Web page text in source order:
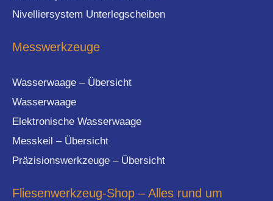
Nivelliersystem Unterlegscheiben
Messwerkzeuge
Wasserwaage – Übersicht
Wasserwaage
Elektronische Wasserwaage
Messkeil – Übersicht
Präzisionswerkzeuge – Übersicht
Fliesenwerkzeug-Shop – Alles rund um